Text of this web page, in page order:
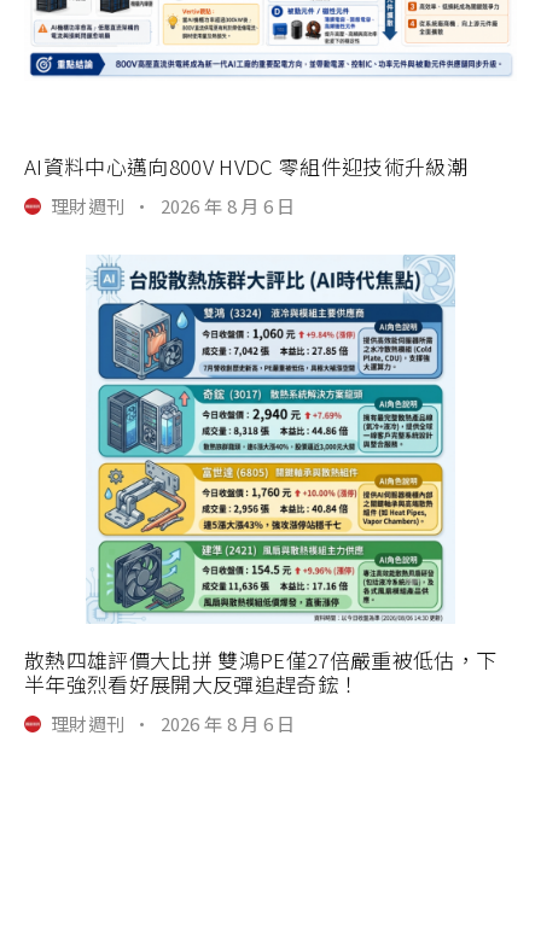
AI資料中心邁向800V HVDC 零組件迎技術升級潮
理財週刊 · 2026 年 8 月 6 日
散熱四雄評價大比拼 雙鴻PE僅27倍嚴重被低估，下
半年強烈看好展開大反彈追趕奇鋐！
理財週刊 · 2026 年 8 月 6 日